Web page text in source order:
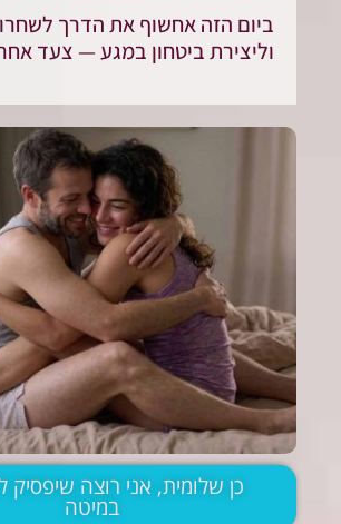
ביום הזה אחשוף את הדרך
וליצירת ביטחון במגע — צעד
כן שלומית, אני רוצה שיפסיק
במיטה